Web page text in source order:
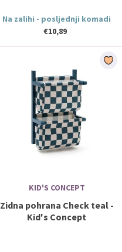
Na zalihi - posljednji komadi
€10,89
KID'S CONCEPT
Zidna pohrana Check teal -
Kid's Concept